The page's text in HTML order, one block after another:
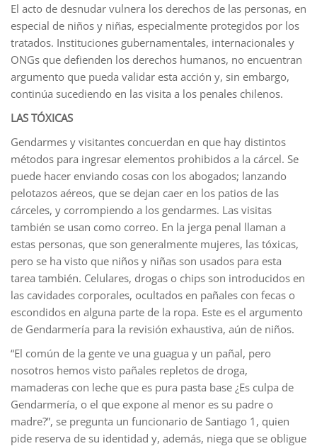
El acto de desnudar vulnera los derechos de las personas, en
especial de niños y niñas, especialmente protegidos por los
tratados. Instituciones gubernamentales, internacionales y
ONGs que defienden los derechos humanos, no encuentran
argumento que pueda validar esta acción y, sin embargo,
continúa sucediendo en las visita a los penales chilenos.
LAS TÓXICAS
Gendarmes y visitantes concuerdan en que hay distintos
métodos para ingresar elementos prohibidos a la cárcel. Se
puede hacer enviando cosas con los abogados; lanzando
pelotazos aéreos, que se dejan caer en los patios de las
cárceles, y corrompiendo a los gendarmes. Las visitas
también se usan como correo. En la jerga penal llaman a
estas personas, que son generalmente mujeres, las tóxicas,
pero se ha visto que niños y niñas son usados para esta
tarea también. Celulares, drogas o chips son introducidos en
las cavidades corporales, ocultados en pañales con fecas o
escondidos en alguna parte de la ropa. Este es el argumento
de Gendarmería para la revisión exhaustiva, aún de niños.
“El común de la gente ve una guagua y un pañal, pero
nosotros hemos visto pañales repletos de droga,
mamaderas con leche que es pura pasta base ¿Es culpa de
Gendarmería, o el que expone al menor es su padre o
madre?”, se pregunta un funcionario de Santiago 1, quien
pide reserva de su identidad y, además, niega que se obligue